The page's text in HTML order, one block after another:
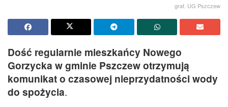
graf. UG Pszczew
Dość regularnie mieszkańcy Nowego
Gorzycka w gminie Pszczew otrzymują
komunikat o czasowej nieprzydatności wody
do spożycia.